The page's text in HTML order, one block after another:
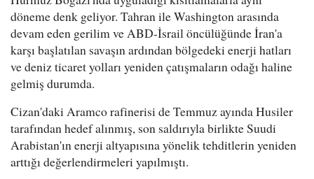
döneme denk geliyor. Tahran ile Washington arasında
devam eden gerilim ve ABD-İsrail öncülüğünde İran'a
karşı başlatılan savaşın ardından bölgedeki enerji hatları
ve deniz ticaret yolları yeniden çatışmaların odağı haline
gelmiş durumda.
Cizan'daki Aramco rafinerisi de Temmuz ayında Husiler
tarafından hedef alınmış, son saldırıyla birlikte Suudi
Arabistan'ın enerji altyapısına yönelik tehditlerin yeniden
arttığı değerlendirmeleri yapılmıştı.